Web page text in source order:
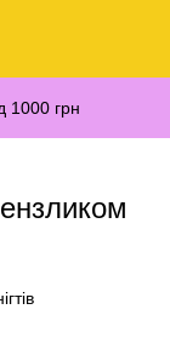
1000 грн